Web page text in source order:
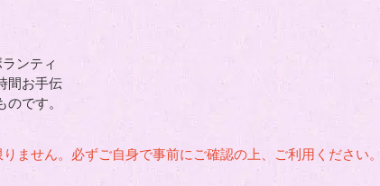
ンティ
間お手伝
です。
ません。必ずご自身で事前にご確認の上、ご利用ください。